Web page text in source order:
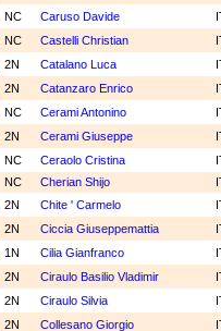
NC Caruso Davide
NC Castelli Christian
2N Catalano Luca
2N Catanzaro Enrico
NC Cerami Antonino
2N Cerami Giuseppe
NC Ceraolo Cristina
NC Cherian Shijo
2N Chite ' Carmelo
2N Ciccia Giuseppemattia
1N Cilia Gianfranco
2N Ciraulo Basilio Vladimir
2N Ciraulo Silvia
2N Collesano Giorgio